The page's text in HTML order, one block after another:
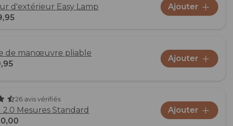
d'extérieur Easy Lamp
Ajouter
de manœuvre pliable
Ajouter
26 avis vérifiés
2.0 Mesures Standard
Ajouter